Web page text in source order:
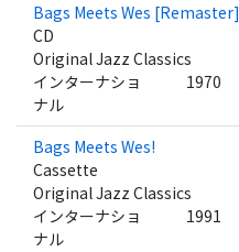
Bags Meets Wes [Remaster]
CD
Original Jazz Classics
インターナショ
ナル
1970
Bags Meets Wes!
Cassette
Original Jazz Classics
インターナショ
ナル
1991